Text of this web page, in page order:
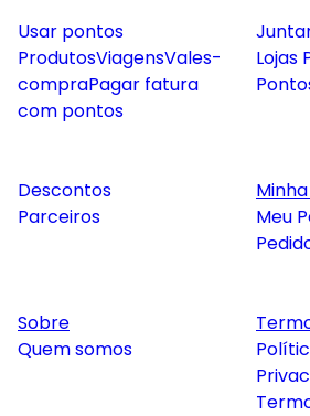
Usar pontos
ProdutosViagensVales-
compraPagar fatura
com pontos
Lojas
Descontos
Parceiros
Meu
Sobre
Quem somos